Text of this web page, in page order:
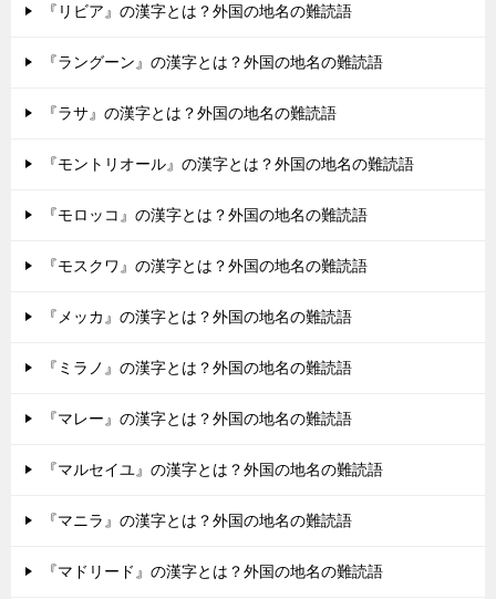
『リビア』の漢字とは？外国の地名の難読語
『ラングーン』の漢字とは？外国の地名の難読語
『ラサ』の漢字とは？外国の地名の難読語
『モントリオール』の漢字とは？外国の地名の難読語
『モロッコ』の漢字とは？外国の地名の難読語
『モスクワ』の漢字とは？外国の地名の難読語
『メッカ』の漢字とは？外国の地名の難読語
『ミラノ』の漢字とは？外国の地名の難読語
『マレー』の漢字とは？外国の地名の難読語
『マルセイユ』の漢字とは？外国の地名の難読語
『マニラ』の漢字とは？外国の地名の難読語
『マドリード』の漢字とは？外国の地名の難読語